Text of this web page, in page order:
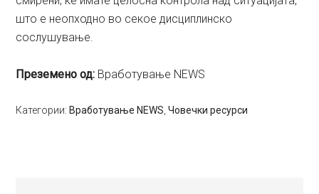
што е неопходно во секое дисциплинско
сослушување.
Преземено од: Вработување NEWS
Категории: Вработување NEWS ,Човечки ресурси